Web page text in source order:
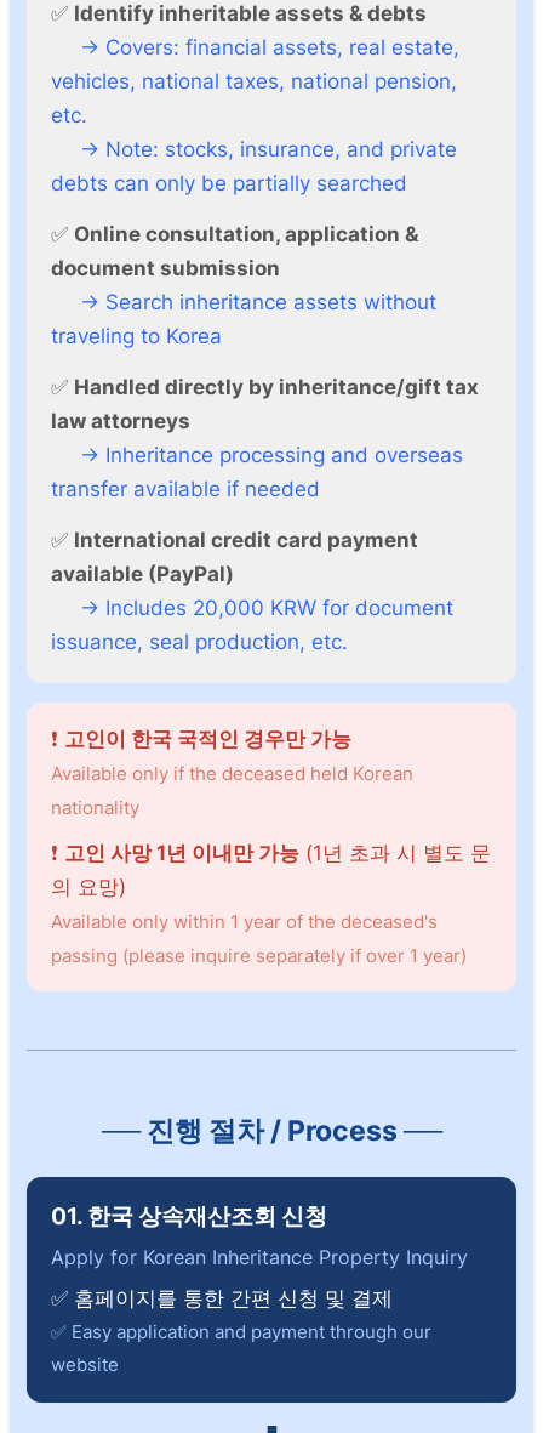
✅ Identify inheritable assets & debts
→ Covers: financial assets, real estate,
vehicles, national taxes, national pension,
etc.
→ Note: stocks, insurance, and private
debts can only be partially searched
✅ Online consultation, application &
document submission
→ Search inheritance assets without
traveling to Korea
✅ Handled directly by inheritance/gift tax
law attorneys
→ Inheritance processing and overseas
transfer available if needed
✅ International credit card payment
available (PayPal)
→ Includes 20,000 KRW for document
issuance, seal production, etc.
❗ 고인이 한국 국적인 경우만 가능
Available only if the deceased held Korean
nationality
❗ 고인 사망 1년 이내만 가능 (1년 초과 시 별도 문
의 요망)
Available only within 1 year of the deceased's
passing (please inquire separately if over 1 year)
── 진행 절차 / Process ──
01. 한국 상속재산조회 신청
Apply for Korean Inheritance Property Inquiry
✅ 홈페이지를 통한 간편 신청 및 결제
✅ Easy application and payment through our
website